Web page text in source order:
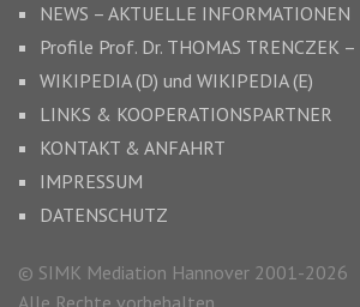
NEWS – AKTUELLE INFORMATIONEN
Profile Prof. Dr. THOMAS TRENCZEK–
WIKIPEDIA (D) und WIKIPEDIA (E)
LINKS & KOOPERATIONSPARTNER
KONTAKT & ANFAHRT
IMPRESSUM
DATENSCHUTZ
© SIMK Mediation Hannover 2001-2026